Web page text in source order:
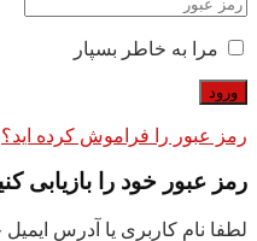
مرا به خاطر بسپار
رمز عبور را فراموش کرده اید؟
رمز عبور خود را بازیابی
لطفا نام کاربری یا آدرس